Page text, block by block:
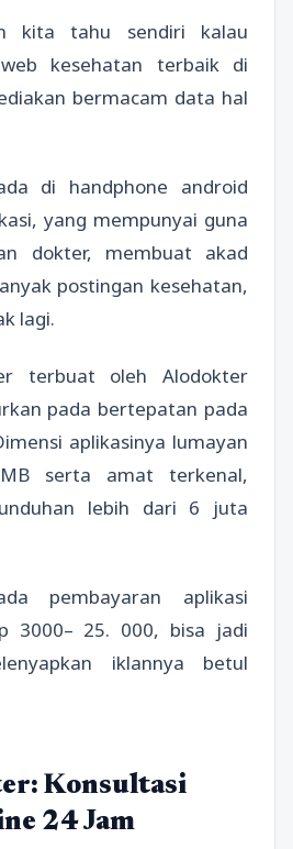
kita tahu sendiri kalau
kesehatan terbaik di
bermacam data hal
di handphone android
yang mempunyai guna
dokter, membuat akad
postingan kesehatan,
lagi.
terbuat oleh Alodokter
pada bertepatan pada
aplikasinya lumayan
serta amat terkenal,
lebih dari 6 juta
pembayaran aplikasi
3000– 25. 000, bisa jadi
iklannya betul
Konsultasi
24 Jam